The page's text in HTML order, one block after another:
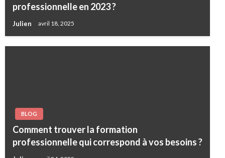
professionnelle en 2023 ?
Julien avril 18, 2025
BLOG
Comment trouver la formation
professionnelle qui correspond à vos besoins ?